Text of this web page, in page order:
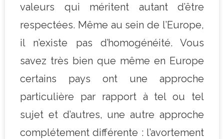
valeurs qui méritent autant d’être
respectées. Même au sein de l’Europe,
il n’existe pas d’homogénéité. Vous
savez très bien que même en Europe
certains pays ont une approche
particulière par rapport à tel ou tel
sujet et d’autres, une autre approche
complétement différente : l’avortement